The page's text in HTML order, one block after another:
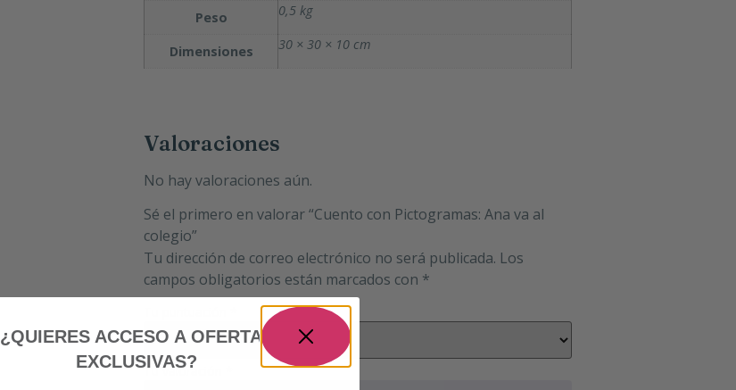
Peso 0,5 kg
Dimensiones 30 × 30 × 10 cm
Valoraciones
No hay valoraciones aún.
Sé el primero en valorar “Cuento con Pictogramas: Ana va al
colegio”
Tu dirección de correo electrónico no será publicada. Los
campos obligatorios están marcados con *
Tu valoración
¿QUIERES ACCESO A OFERTAS
EXCLUSIVAS?